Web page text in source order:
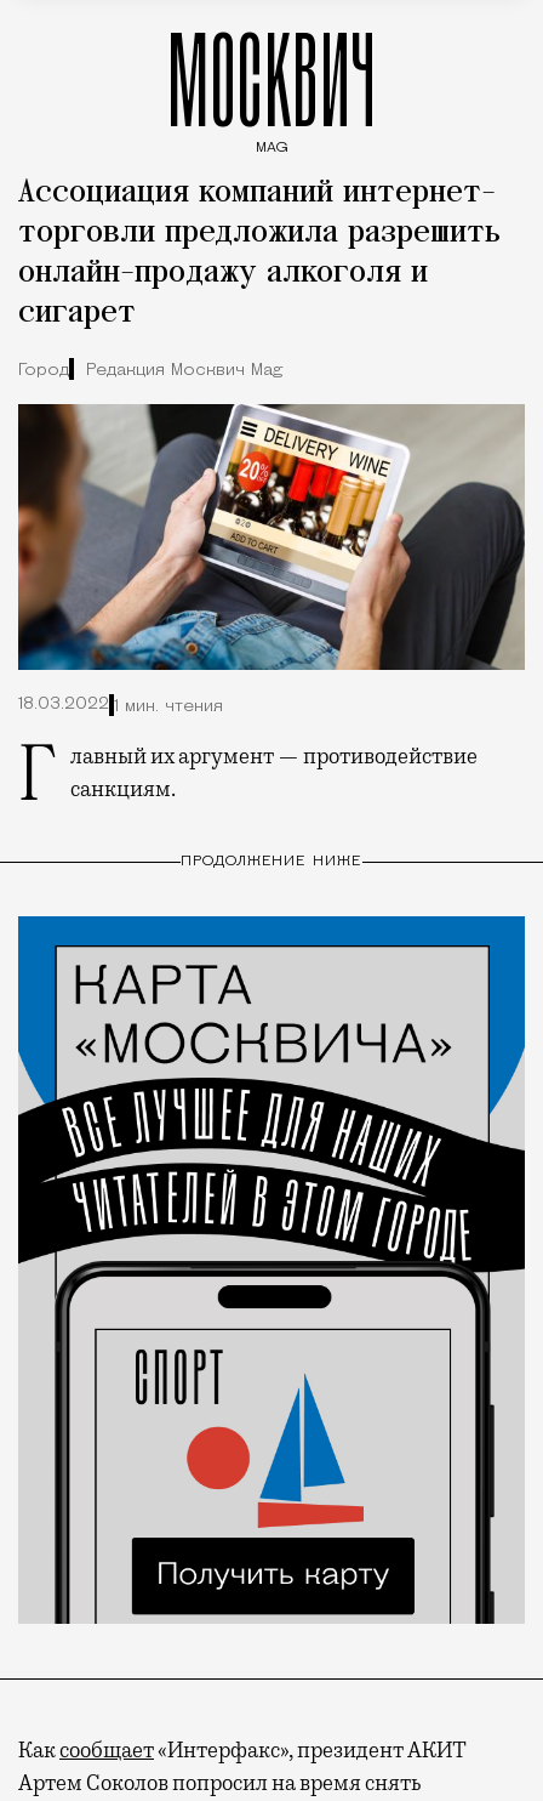
МОСКВИЧ
MAG
Ассоциация компаний интернет-
торговли предложила разрешить
онлайн-продажу алкоголя и
сигарет
Город Редакция Москвич Mag
18.03.2022 1 мин. чтения
Главный их аргумент — противодействие санкциям.
ПРОДОЛЖЕНИЕ НИЖЕ
Каксообщает«Интерфакс», президент АКИТ
Артем Соколов попросил на время снять